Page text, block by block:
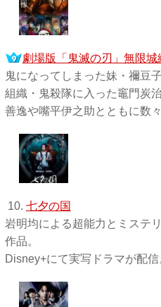
劇場版「鬼滅の刃」無限
鬼になってしまった妹・禰󠄀豆
組織・鬼殺隊に入った竈門炭
善逸や嘴平伊之助とともに数
10. 七夕の国
岩明均による超能力とミステ
作品。
Disney+にて実写ドラマが配信